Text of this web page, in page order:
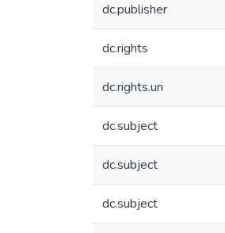
dc.publisher
dc.rights
dc.rights.uri
dc.subject
dc.subject
dc.subject